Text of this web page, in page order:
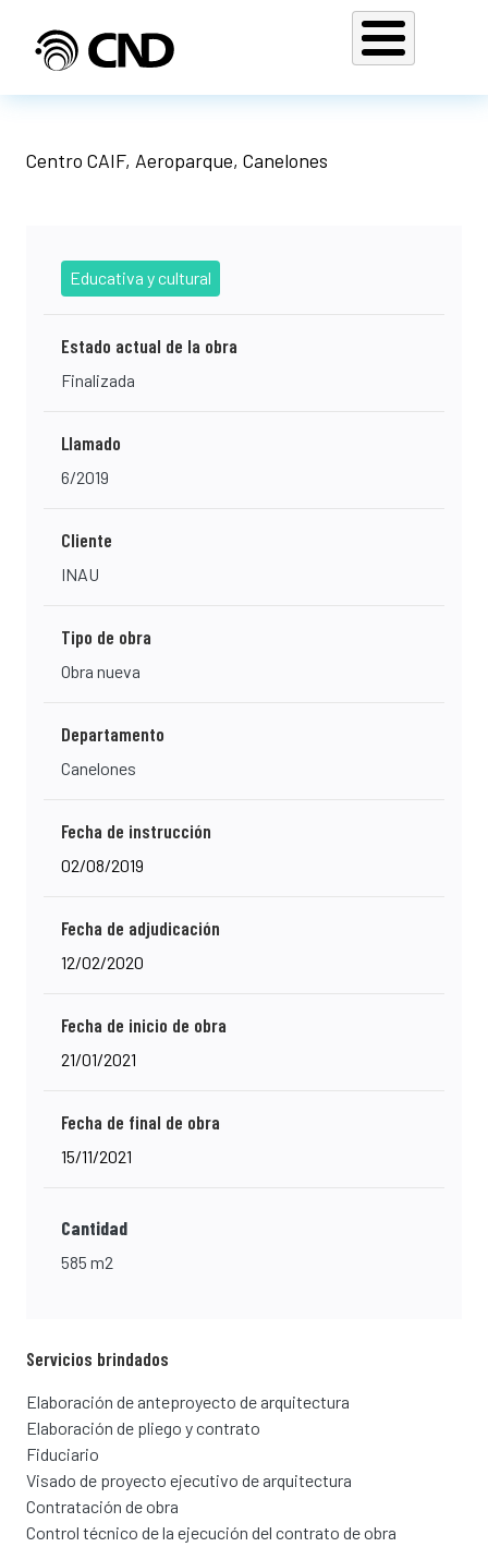
Centro CAIF, Aeroparque, Canelones
Educativa y cultural
Estado actual de la obra
Finalizada
Llamado
6/2019
Cliente
INAU
Tipo de obra
Obra nueva
Departamento
Canelones
Fecha de instrucción
02/08/2019
Fecha de adjudicación
12/02/2020
Fecha de inicio de obra
21/01/2021
Fecha de final de obra
15/11/2021
Cantidad
585 m2
Servicios brindados
Elaboración de anteproyecto de arquitectura
Elaboración de pliego y contrato
Fiduciario
Visado de proyecto ejecutivo de arquitectura
Contratación de obra
Control técnico de la ejecución del contrato de obra